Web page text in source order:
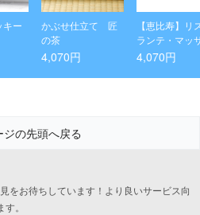
キー
かぶせ仕立て 匠
の茶
4,070円
【恵比寿】リ
ランテ・マッ
修 3種のこだ
4,070円
ジの先頭へ戻る
をお待ちしています！より良いサービス向
。